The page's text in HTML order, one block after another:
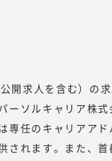
求人を含む）の求
ーソルキャリア株
専任のキャリアア
されます。また、